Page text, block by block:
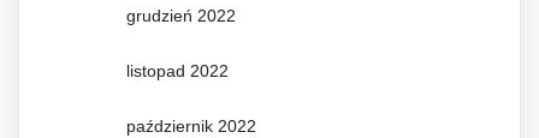
grudzień 2022
listopad 2022
październik 2022